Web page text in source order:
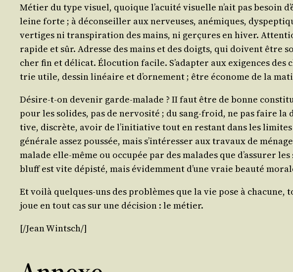
Métier du type visuel, quoique l’a­cui­té visuelle n’ait pas besoin
leine forte ; à décon­seiller aux ner­veuses, ané­miques,
ver­tiges ni trans­pi­ra­tion des mains, ni ger­çures en hiver.
rapide et sûr. Adresse des mains et des doigts, qui doivent
cher fin et déli­cat. Élo­cu­tion facile. S’a­dap­ter aux exi­gences
trie utile, des­sin linéaire et d’or­ne­ment ; être éco­nome de la
Désire-t-on deve­nir garde-malade ? II faut être de bonne
pour les solides, pas de ner­vo­si­té ; du sang-froid, ne pas faire
tive, dis­crète, avoir de l’i­ni­tia­tive tout en res­tant dans les
géné­rale assez pous­sée, mais s’in­té­res­ser aux tra­vaux de
malade elle-même ou occu­pée par des malades que d’as­su­rer
bluff est vite dépis­té, mais évi­dem­ment d’une vraie beau­té
Et voi­là quelques-uns des pro­blèmes que la vie pose à
joue en tout cas sur une déci­sion : le métier.
[/​JeanWintsch/​]